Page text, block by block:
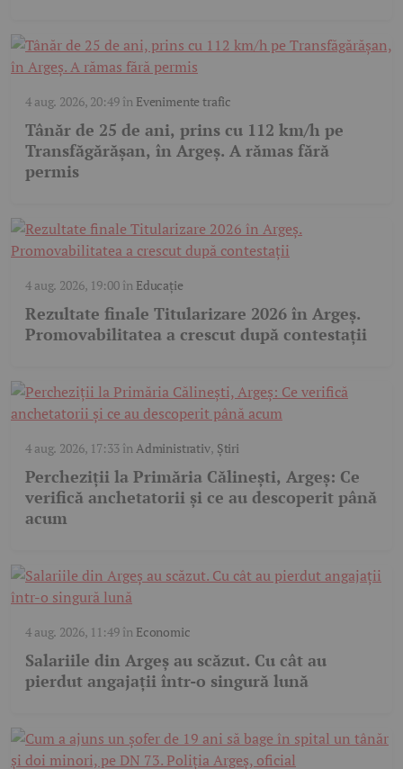
4 aug. 2026, 20:49în Evenimente trafic
Tânăr de 25 de ani, prins cu 112 km/h pe
Transfăgărășan, în Argeș. A rămas fără
permis
4 aug. 2026, 19:00în Educație
Rezultate finale Titularizare 2026 în Argeș.
Promovabilitatea a crescut după contestații
4 aug. 2026, 17:33înAdministrativ, Știri
Percheziții la Primăria Călinești, Argeș: Ce
verifică anchetatorii și ce au descoperit până
acum
4 aug. 2026, 11:49în Economic
Salariile din Argeș au scăzut. Cu cât au
pierdut angajații într-o singură lună